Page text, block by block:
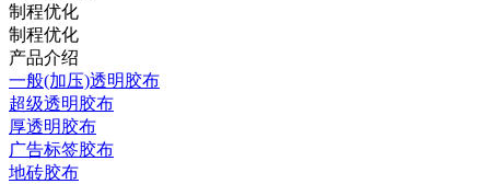
制程优化
制程优化
产品介绍
一般(加压)透明胶布
超级透明胶布
厚透明胶布
广告标签胶布
地砖胶布